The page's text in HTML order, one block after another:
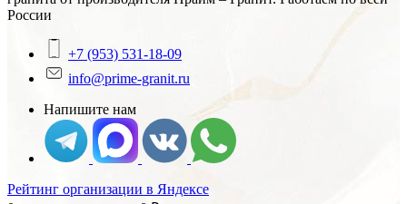
России
+7 (953) 531-18-09
info@prime-granit.ru
Напишите нам
Рейтинг организации в Яндексе